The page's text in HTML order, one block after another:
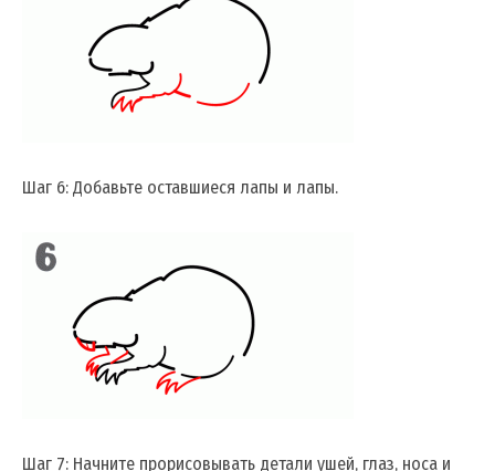
Шаг 6: Добавьте оставшиеся лапы и лапы.
Шаг 7: Начните прорисовывать детали ушей, глаз, носа и